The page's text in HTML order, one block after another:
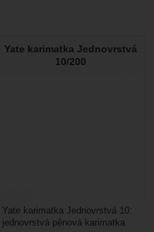
Yate karimatka Jednovrstvá
10/200
Yate karimatka Jednovrstvá 10:
jednovrstvá pěnová karimatka